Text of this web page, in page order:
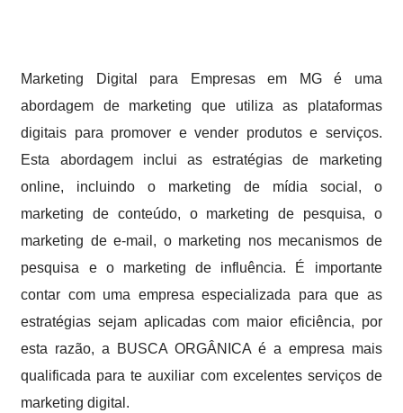
Marketing Digital para Empresas em MG é uma
abordagem de marketing que utiliza as plataformas
digitais para promover e vender produtos e serviços.
Esta abordagem inclui as estratégias de marketing
online, incluindo o marketing de mídia social, o
marketing de conteúdo, o marketing de pesquisa, o
marketing de e-mail, o marketing nos mecanismos de
pesquisa e o marketing de influência. É importante
contar com uma empresa especializada para que as
estratégias sejam aplicadas com maior eficiência, por
esta razão, a BUSCA ORGÂNICA é a empresa mais
qualificada para te auxiliar com excelentes serviços de
marketing digital.